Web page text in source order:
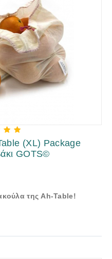
(XL) Package
GOTS©
της Ah-Table!